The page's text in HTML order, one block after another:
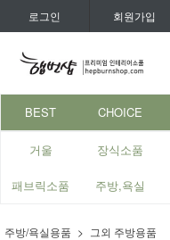
로그인 회원가입
BEST CHOICE
거울 장식소품
패브릭소품 주방,욕실
주방/욕실용품 그외 주방용품